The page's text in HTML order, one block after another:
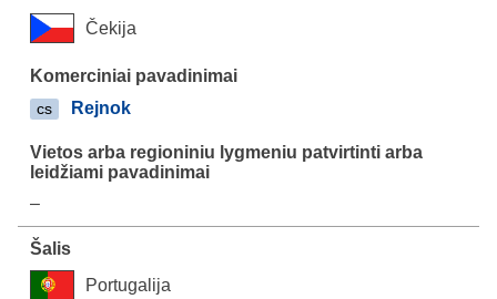
Čekija
cs Rejnok
–
Portugalija